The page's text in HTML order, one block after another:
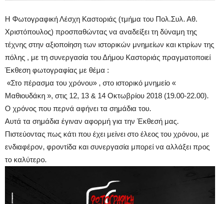
Η Φωτογραφική Λέσχη Καστοριάς (τμήμα του Πολ.Συλ. Αθ.
Χριστόπουλος) προσπαθώντας να αναδείξει τη δύναμη της
τέχνης στην αξιοποίηση των ιστορικών μνημείων και κτιρίων της
πόλης , με τη συνεργασία του Δήμου Καστοριάς πραγματοποιεί
Έκθεση φωτογραφίας με θέμα :
«Στο πέρασμα του χρόνου» , στο ιστορικό μνημείο «
Μαθιουδάκη », στις 12, 13 & 14 Οκτωβρίου 2018 (19.00-22.00).
Ο χρόνος που περνά αφήνει τα σημάδια του.
Αυτά τα σημάδια έγιναν αφορμή για την Έκθεσή μας.
Πιστεύοντας πως κάτι που έχει μείνει στο έλεος του χρόνου, με
ενδιαφέρον, φροντίδα και συνεργασία μπορεί να αλλάξει προς
το καλύτερο.